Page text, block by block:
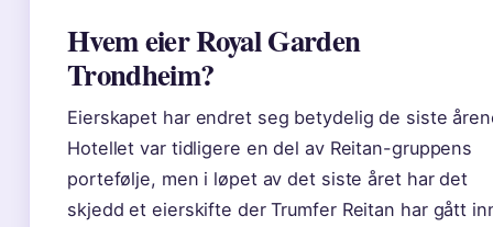
Hvem eier Royal Garden
Trondheim?
Eierskapet har endret seg betydelig de siste
Hotellet var tidligere en del av Reitan-gruppens
portefølje, men i løpet av det siste året har det
skjedd et eierskifte der Trumfer Reitan har gått